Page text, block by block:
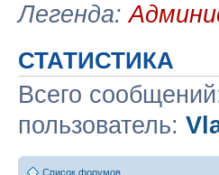
Легенда:
СТАТИСТИКА
Всего
пользователь:
Список форумов